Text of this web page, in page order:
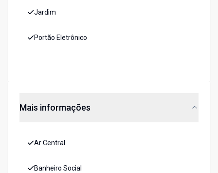
Jardim
Portão Eletrônico
Mais informações
Ar Central
Banheiro Social